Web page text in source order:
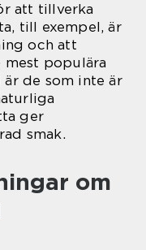
att tillverka
till exempel, är
och att
mest populära
de som inte är
ger
smak.
om